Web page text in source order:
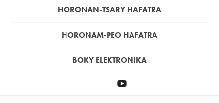
HORONAN-TSARY HAFATRA
HORONAM-PEO HAFATRA
BOKY ELEKTRONIKA
Manomeza
YouTube